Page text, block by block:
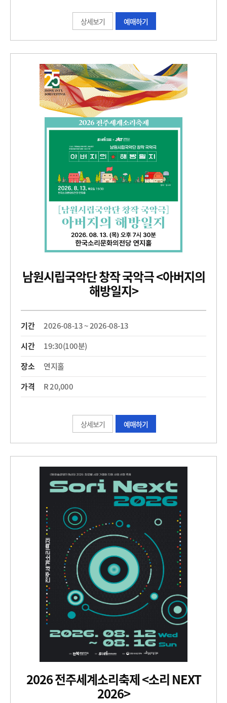
상세보기 예매하기
남원시립국악단 창작 국악극 <아버지의
해방일지>
기간
2026-08-13 ~ 2026-08-13
시간
19:30(100분)
장소
연지홀
가격
R 20,000
상세보기 예매하기
2026 전주세계소리축제 <소리 NEXT
2026>